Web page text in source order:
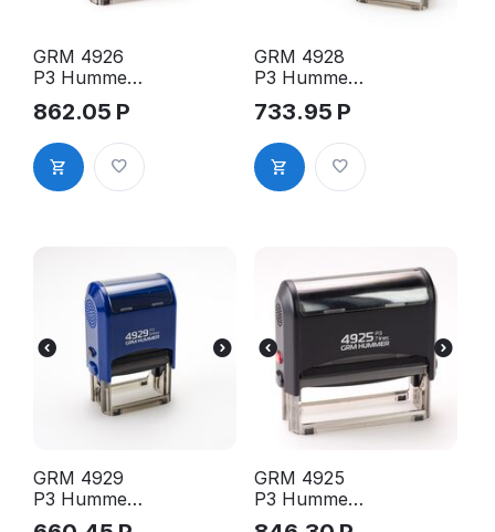
GRM 4926
P3 Hummer
оснастка
для штампа,
75х38мм,
корпус
синий
862.05 Р
GRM 4928
P3 Hummer
оснастка
для штампа,
60х33мм,
корпус
чёрный
733.95 Р
GRM 4929
P3 Hummer
оснастка
GRM 4925
P3 Hummer
оснастка